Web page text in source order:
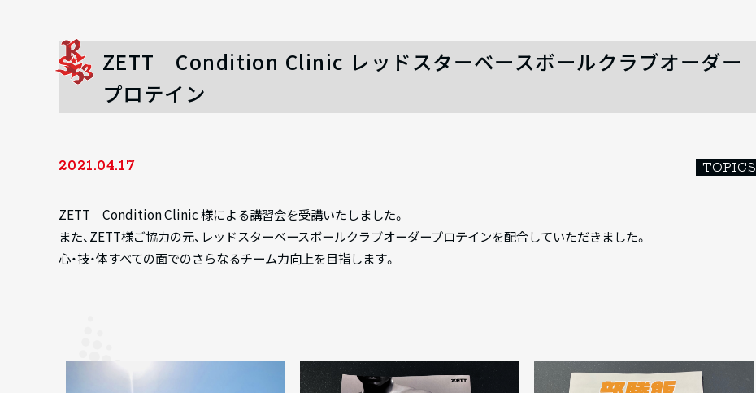
ZETT Condition Clinic レッドスターベースボールクラブオーダー
プロテイン
2021.04.17 TOPICS
ZETT Condition Clinic 様による講習会を受講いたしました。
また、ZETT様ご協力の元、レッドスターベースボールクラブオーダープロテインを配合していただきました。
心・技・体すべての面でのさらなるチーム力向上を目指します。